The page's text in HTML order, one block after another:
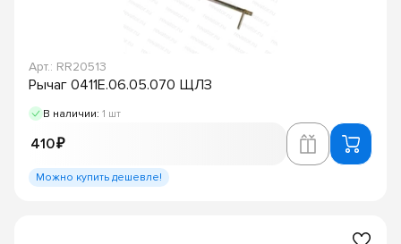
Арт.: RR20513
Рычаг 0411Е.06.05.070 ЩЛЗ
В наличии: 1 шт
410 ₽
Можно купить дешевле!